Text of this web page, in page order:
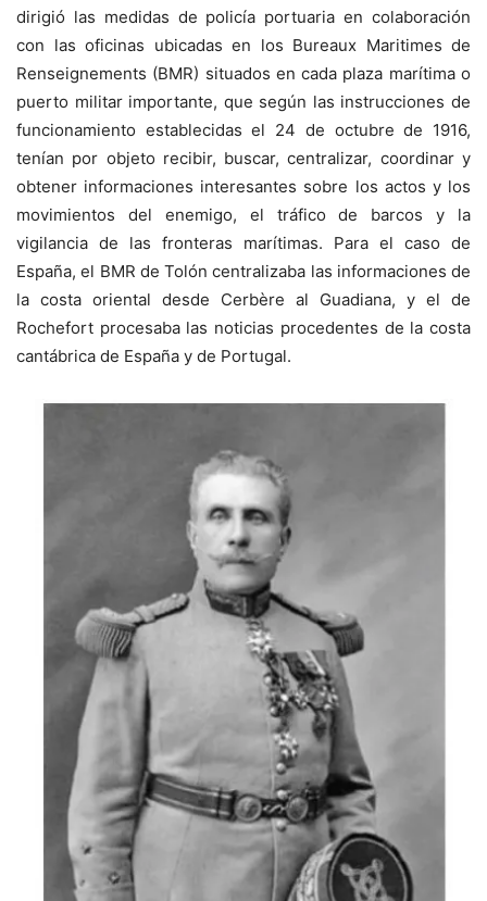
dirigió las medidas de policía portuaria en colaboración
con las oficinas ubicadas en los Bureaux Maritimes de
Renseignements (BMR) situados en cada plaza marítima o
puerto militar importante, que según las instrucciones de
funcionamiento establecidas el 24 de octubre de 1916,
tenían por objeto recibir, buscar, centralizar, coordinar y
obtener informaciones interesantes sobre los actos y los
movimientos del enemigo, el tráfico de barcos y la
vigilancia de las fronteras marítimas. Para el caso de
España, el BMR de Tolón centralizaba las informaciones de
la costa oriental desde Cerbère al Guadiana, y el de
Rochefort procesaba las noticias procedentes de la costa
cantábrica de España y de Portugal.